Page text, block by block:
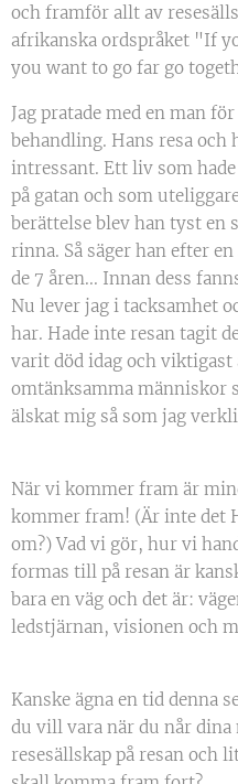
och framför allt av
afrikanska ordspråket "If
you want to go far go
Jag pratade med en man
behandling. Hans resa och
intressant. Ett liv som
på gatan och som
berättelse blev han tyst en
rinna. Så säger han efter
de 7 åren... Innan dess
Nu lever jag i tacksamhet
har. Hade inte resan tagit
varit död idag och
omtänksamma människor
älskat mig så som jag
När vi kommer fram är
kommer fram! (Är inte det
om?) Vad vi gör, hur vi
formas till på resan är
bara en väg och det är:
ledstjärnan, visionen och
Kanske ägna en tid denna
du vill vara när du når dina
resesällskap på resan och